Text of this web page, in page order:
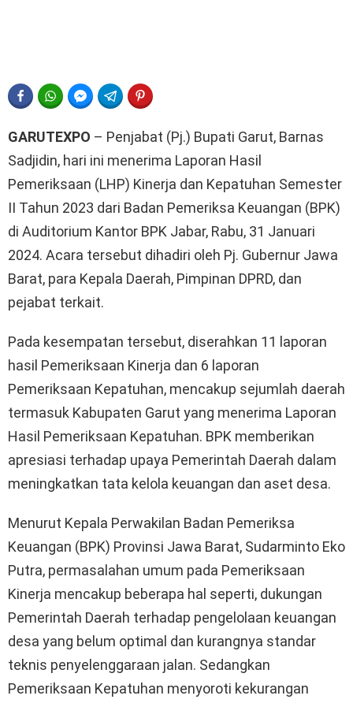
FACEBOOKWHATSAPPFACEBOOK MESSENGER
TELEGRAM
GARUTEXPO – Penjabat (Pj.) Bupati Garut, Barnas
Sadjidin, hari ini menerima Laporan Hasil
Pemeriksaan (LHP) Kinerja dan Kepatuhan Semester
II Tahun 2023 dari Badan Pemeriksa Keuangan (BPK)
di Auditorium Kantor BPK Jabar, Rabu, 31 Januari
2024. Acara tersebut dihadiri oleh Pj. Gubernur Jawa
Barat, para Kepala Daerah, Pimpinan DPRD, dan
pejabat terkait.
Pada kesempatan tersebut, diserahkan 11 laporan
hasil Pemeriksaan Kinerja dan 6 laporan
Pemeriksaan Kepatuhan, mencakup sejumlah daerah
termasuk Kabupaten Garut yang menerima Laporan
Hasil Pemeriksaan Kepatuhan. BPK memberikan
apresiasi terhadap upaya Pemerintah Daerah dalam
meningkatkan tata kelola keuangan dan aset desa.
Menurut Kepala Perwakilan Badan Pemeriksa
Keuangan (BPK) Provinsi Jawa Barat, Sudarminto Eko
Putra, permasalahan umum pada Pemeriksaan
Kinerja mencakup beberapa hal seperti, dukungan
Pemerintah Daerah terhadap pengelolaan keuangan
desa yang belum optimal dan kurangnya standar
teknis penyelenggaraan jalan. Sedangkan
Pemeriksaan Kepatuhan menyoroti kekurangan